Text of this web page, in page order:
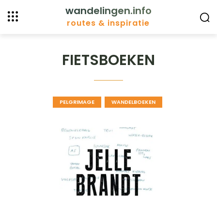
wandelingen.info
routes & inspiratie
FIETSBOEKEN
PELGRIMAGE WANDELBOEKEN